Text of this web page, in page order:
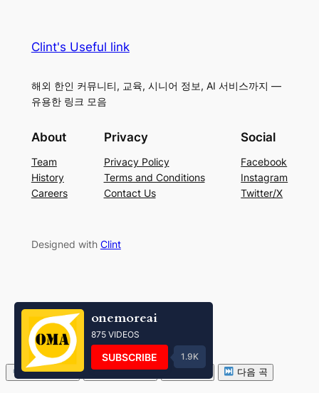
Clint's Useful link
해외 한인 커뮤니티, 교육, 시니어 정보, AI 서비스까지 —
유용한 링크 모음
About
Team
History
Careers
Privacy
Privacy Policy
Terms and Conditions
Contact Us
Social
Facebook
Instagram
Twitter/X
Designed with Clint
볼륨 줄이기 볼륨 키우기 다음 곡
onemoreai
875 VIDEOS
SUBSCRIBE 1.9K